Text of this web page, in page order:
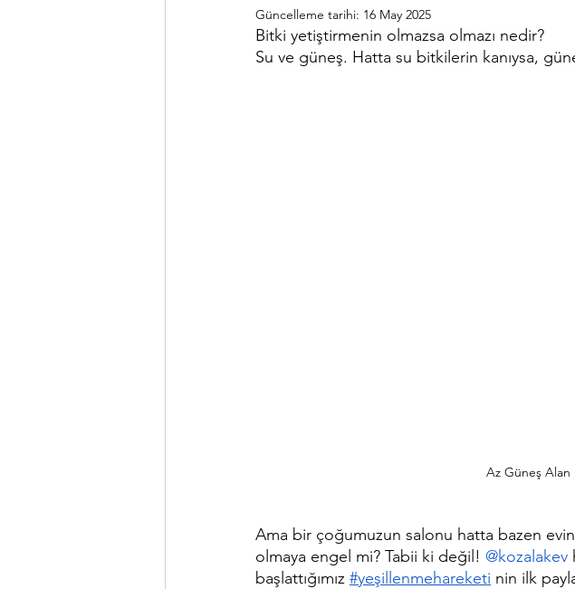
Sürdürülebilir Mutfak Rutinler
Güncelleme tarihi: 16 May 2025
Bitki yetiştirmenin olmazsa olmazı nedir?
Su ve güneş. Hatta su bitkilerin kanıysa,
Az Güneş Alan
Ama bir çoğumuzun salonu hatta bazen
olmaya engel mi? Tabii ki değil! @kozalakev
başlattığımız #yeşillenmehareketi nin ilk